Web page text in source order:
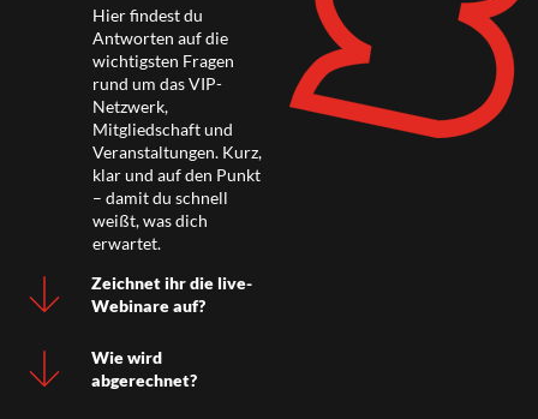
Hier findest du
Antworten auf die
wichtigsten Fragen
rund um das VIP-
Netzwerk,
Mitgliedschaft und
Veranstaltungen. Kurz,
klar und auf den Punkt
– damit du schnell
weißt, was dich
erwartet.
Zeichnet ihr die live-
Webinare auf?
Wie wird
abgerechnet?